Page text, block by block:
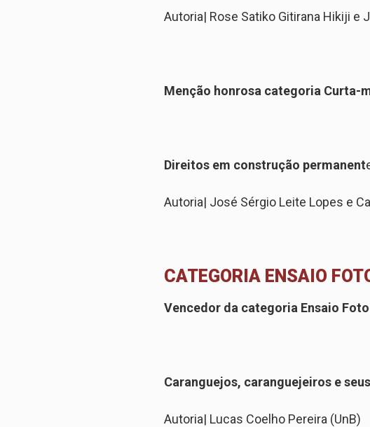
Autoria| Rose Satiko Gitirana Hikiji e
Menção honrosa categoria Curta-
Direitos em construção permanent
Autoria| José Sérgio Leite Lopes e
CATEGORIA ENSAIO
Vencedor da categoria Ensaio
Caranguejos, caranguejeiros e
Autoria| Lucas Coelho Pereira (UnB)